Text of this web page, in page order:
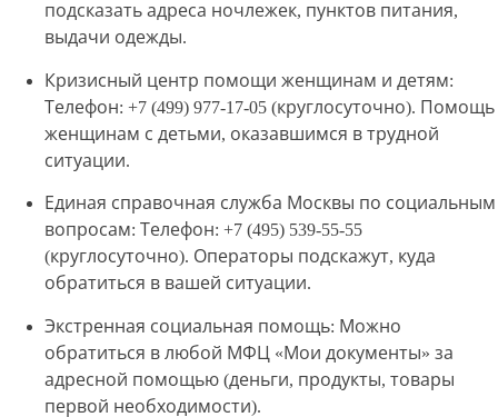
подсказать адреса ночлежек, пунктов питания,
выдачи одежды.
Кризисный центр помощи женщинам и детям:
Телефон: +7 (499) 977-17-05 (круглосуточно). Помощь
женщинам с детьми, оказавшимся в трудной
ситуации.
Единая справочная служба Москвы по социальным
вопросам: Телефон: +7 (495) 539-55-55
(круглосуточно). Операторы подскажут, куда
обратиться в вашей ситуации.
Экстренная социальная помощь: Можно
обратиться в любой МФЦ «Мои документы» за
адресной помощью (деньги, продукты, товары
первой необходимости).